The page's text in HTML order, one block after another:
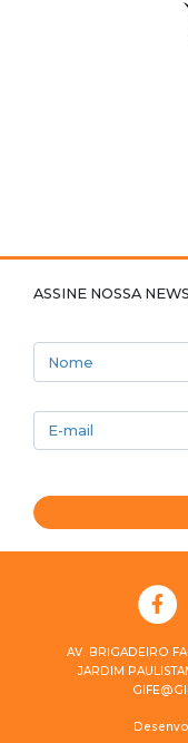
ASSINE NOSSA
AV. BRIGADEIRO
JARDIM